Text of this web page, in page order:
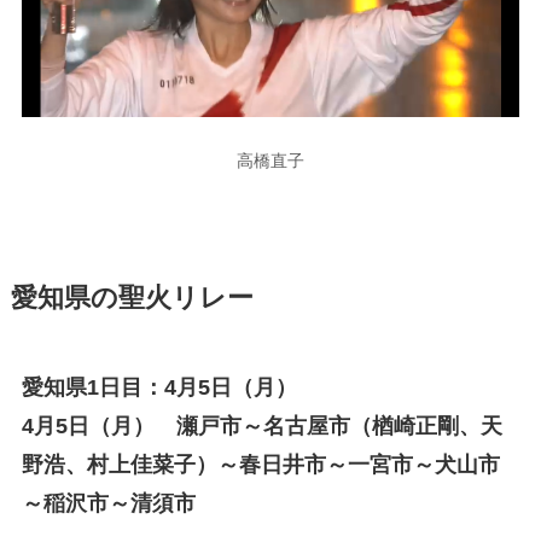
高橋直子
愛知県の聖火リレー
愛知県1日目：4月5日（月）
4月5日（月） 瀬戸市～名古屋市（楢崎正剛、天
野浩、村上佳菜子）～春日井市～一宮市～犬山市
～稲沢市～清須市